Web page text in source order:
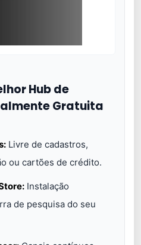
Hub de
Gratuita
Livre de cadastros,
ou cartões de crédito.
Instalação
de pesquisa do seu